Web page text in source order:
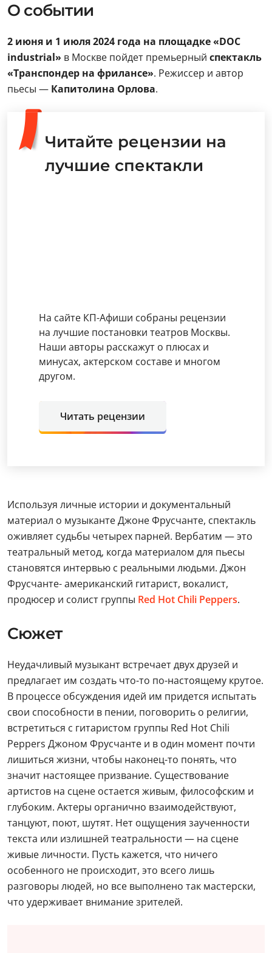
О событии
2 июня и 1 июля 2024 года на площадке «DOC
industrial» в Москве пойдет премьерный спектакль
«Транспондер на фрилансе». Режиссер и автор
пьесы — Капитолина Орлова.
Читайте рецензии на
лучшие спектакли
На сайте КП-Афиши собраны рецензии
на лучшие постановки театров Москвы.
Наши авторы расскажут о плюсах и
минусах, актерском составе и многом
другом.
Читать рецензии
Используя личные истории и документальный
материал о музыканте Джоне Фрусчанте, спектакль
оживляет судьбы четырех парней. Вербатим — это
театральный метод, когда материалом для пьесы
становятся интервью с реальными людьми. Джон
Фрусчанте- американский гитарист, вокалист,
продюсер и солист группы Red Hot Chili Peppers.
Сюжет
Неудачливый музыкант встречает двух друзей и
предлагает им создать что-то по-настоящему крутое.
В процессе обсуждения идей им придется испытать
свои способности в пении, поговорить о религии,
встретиться с гитаристом группы Red Hot Chili
Peppers Джоном Фрусчанте и в один момент почти
лишиться жизни, чтобы наконец-то понять, что
значит настоящее призвание. Существование
артистов на сцене остается живым, философским и
глубоким. Актеры органично взаимодействуют,
танцуют, поют, шутят. Нет ощущения заученности
текста или излишней театральности — на сцене
живые личности. Пусть кажется, что ничего
особенного не происходит, это всего лишь
разговоры людей, но все выполнено так мастерски,
что удерживает внимание зрителей.